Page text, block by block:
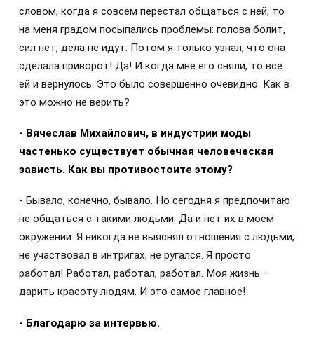
словом, когда я совсем перестал общаться с ней, то
на меня градом посыпались проблемы: голова болит,
сил нет, дела не идут. Потом я только узнал, что она
сделала приворот! Да! И когда мне его сняли, то все
ей и вернулось. Это было совершенно очевидно. Как в
это можно не верить?
- Вячеслав Михайлович, в индустрии моды
частенько существует обычная человеческая
зависть. Как вы противостоите этому?
- Бывало, конечно, бывало. Но сегодня я предпочитаю
не общаться с такими людьми. Да и нет их в моем
окружении. Я никогда не выяснял отношения с людьми,
не участвовал в интригах, не ругался. Я просто
работал! Работал, работал, работал. Моя жизнь –
дарить красоту людям. И это самое главное!
- Благодарю за интервью.